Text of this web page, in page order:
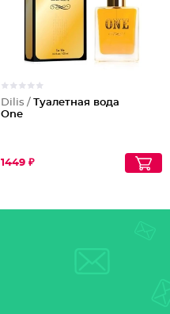
Dilis / Туалетная вода
One
1449 ₽